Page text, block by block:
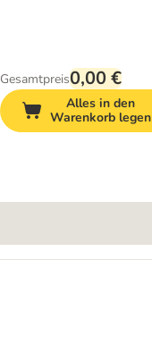
Gesamtpreis0,00 €
Alles in den
Warenkorb legen